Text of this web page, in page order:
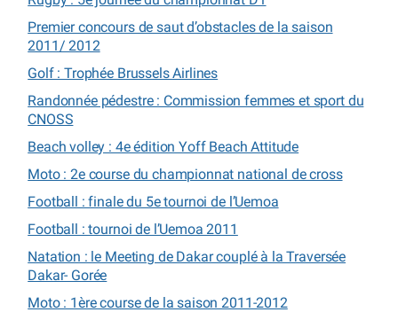
Premier concours de saut d’obstacles de la saison
2011/ 2012
Golf : Trophée Brussels Airlines
Randonnée pédestre : Commission femmes et sport du
CNOSS
Beach volley : 4e édition Yoff Beach Attitude
Moto : 2e course du championnat national de cross
Football : finale du 5e tournoi de l’Uemoa
Football : tournoi de l’Uemoa 2011
Natation : le Meeting de Dakar couplé à la Traversée
Dakar- Gorée
Moto : 1ère course de la saison 2011-2012